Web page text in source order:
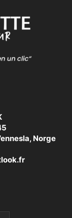
Norge